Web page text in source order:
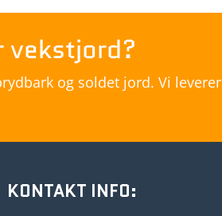
vekstjord?
og soldet jord. Vi leverer
KONTAKT INFO: